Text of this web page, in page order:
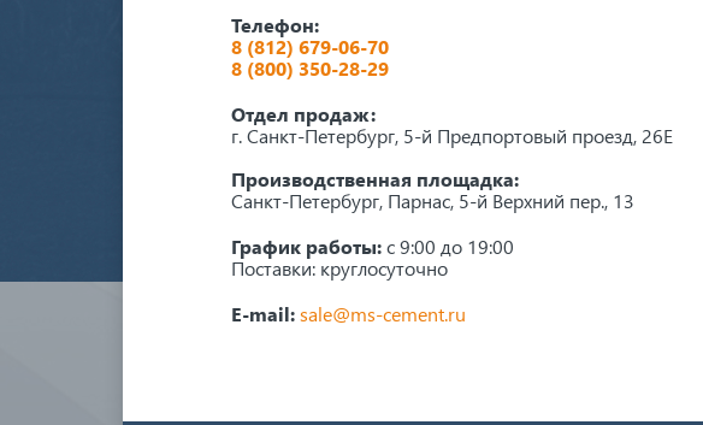
Телефон:
8 (812) 679-06-70
8 (800) 350-28-29
Отдел продаж:
г. Санкт-Петербург, 5-й Предпортовый проезд, 26Е
Производственная площадка:
Санкт-Петербург, Парнас, 5-й Верхний пер., 13
График работы:с 9:00 до 19:00
Поставки: круглосуточно
E-mail:sale@ms-cement.ru